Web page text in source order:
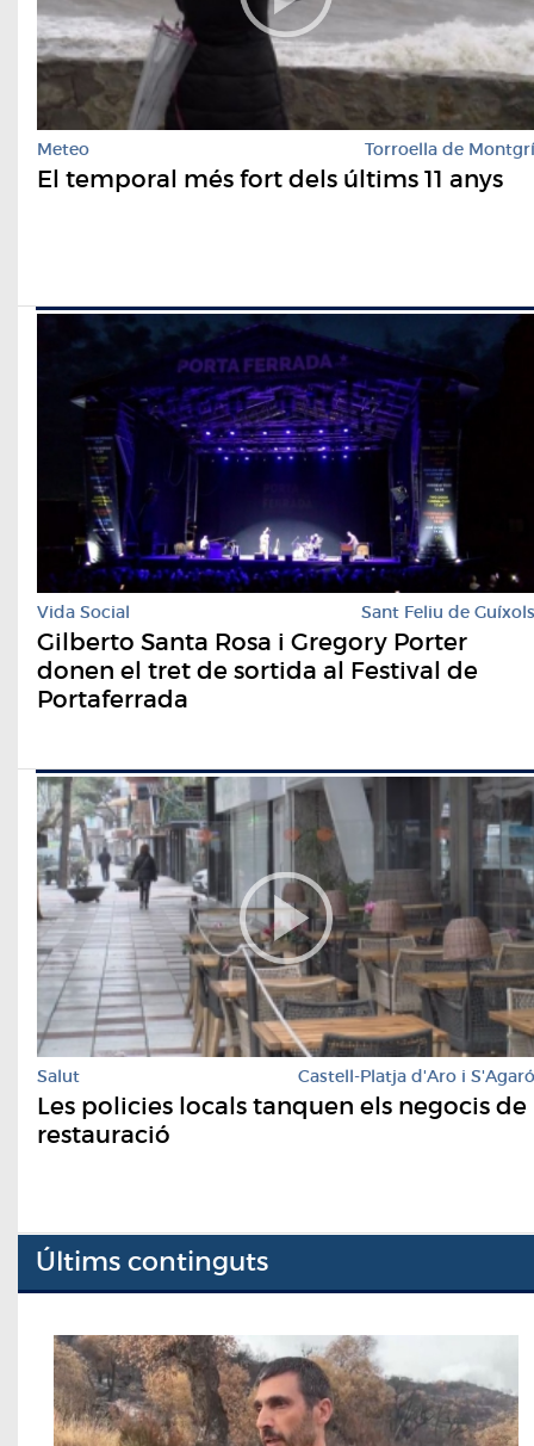
Meteo Torroella de Montgrí
El temporal més fort dels últims 11 anys
Vida Social Sant Feliu de Guíxols
Gilberto Santa Rosa i Gregory Porter
donen el tret de sortida al Festival de
Portaferrada
Salut Castell-Platja d'Aro i S'Agaró
Les policies locals tanquen els negocis de
restauració
Últims continguts